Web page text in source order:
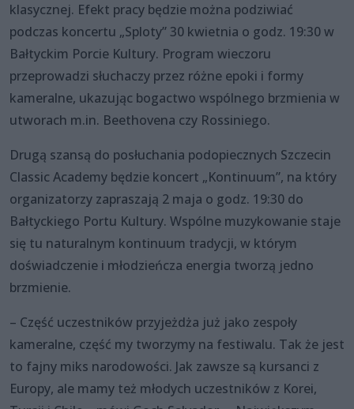
klasycznej. Efekt pracy będzie można podziwiać
podczas koncertu „Sploty” 30 kwietnia o godz. 19:30 w
Bałtyckim Porcie Kultury. Program wieczoru
przeprowadzi słuchaczy przez różne epoki i formy
kameralne, ukazując bogactwo wspólnego brzmienia w
utworach m.in. Beethovena czy Rossiniego.
Drugą szansą do posłuchania podopiecznych Szczecin
Classic Academy będzie koncert „Kontinuum”, na który
organizatorzy zapraszają 2 maja o godz. 19:30 do
Bałtyckiego Portu Kultury. Wspólne muzykowanie staje
się tu naturalnym kontinuum tradycji, w którym
doświadczenie i młodzieńcza energia tworzą jedno
brzmienie.
– Część uczestników przyjeżdża już jako zespoły
kameralne, część my tworzymy na festiwalu. Tak że jest
to fajny miks narodowości. Jak zawsze są kursanci z
Europy, ale mamy też młodych uczestników z Korei,